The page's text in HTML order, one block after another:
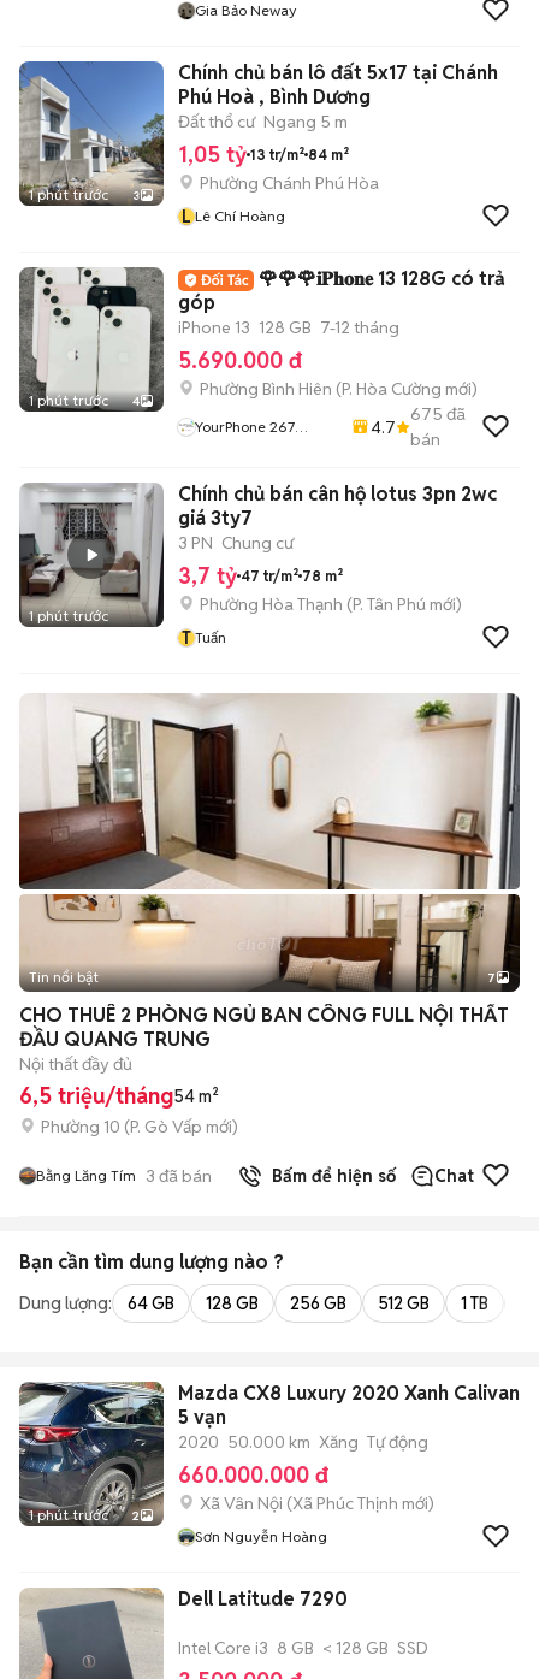
Gia Bảo Neway
1 phút trước 3
Chính chủ bán lô đất 5x17 tại Chánh
Phú Hoà , Bình Dương
Đất thổ cư Ngang 5 m
1,05 tỷ 13 tr/m² 84 m²
Phường Chánh Phú Hòa
L Lê Chí Hoàng
1 phút trước 4
🌹🌹🌹𝐢𝐏𝐡𝐨𝐧𝐞 13 128G có trả
góp
iPhone 13 128 GB 7-12 tháng
5.690.000 đ
Phường Bình Hiên (P. Hòa Cường mới)
YourPhone 267
4.7
675 đã
bán
1 phút trước
Chính chủ bán cân hộ lotus 3pn 2wc
giá 3ty7
3 PN Chung cư
3,7 tỷ 47 tr/m² 78 m²
Phường Hòa Thạnh (P. Tân Phú mới)
T Tuấn
+2
Tin nổi bật 7
CHO THUÊ 2 PHÒNG NGỦ BAN CÔNG FULL NỘI THẤT
ĐẦU QUANG TRUNG
Nội thất đầy đủ
6,5 triệu/tháng54 m²
Phường 10 (P. Gò Vấp mới)
Bằng Lăng Tím 3 đã bán Bấm để hiện số Chat
Bạn cần tìm dung lượng nào ?
Dung lượng: 64 GB 128 GB 256 GB 512 GB 1 TB
1 phút trước 2
Mazda CX8 Luxury 2020 Xanh Calivan
5 vạn
2020 50.000 km Xăng Tự động
660.000.000 đ
Xã Vân Nội (Xã Phúc Thịnh mới)
Sơn Nguyễn Hoàng
Dell Latitude 7290
Intel Core i3 8 GB < 128 GB SSD